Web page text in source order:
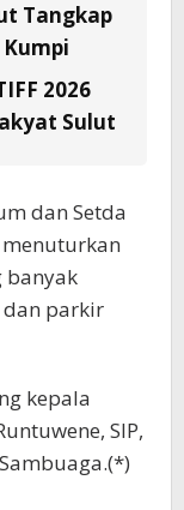
Tangkap
2026
Sulut
dan Setda
menuturkan
banyak
parkir
kepala
SIP,